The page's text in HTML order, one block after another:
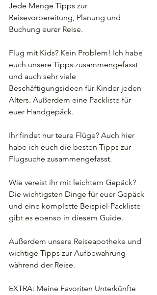
Jede Menge Tipps zur
Reisevorbereitung, Planung und
Buchung eurer Reise.
Flug mit Kids? Kein Problem! Ich habe
euch unsere Tipps zusammengefasst
und auch sehr viele
Beschäftigungsideen für Kinder jeden
Alters. Außerdem eine Packliste für
euer Handgepäck.
Ihr findet nur teure Flüge? Auch hier
habe ich euch die besten Tipps zur
Flugsuche zusammengefasst.
Wie vereist ihr mit leichtem Gepäck?
Die wichtigsten Dinge für euer Gepäck
und eine komplette Beispiel-Packliste
gibt es ebenso in diesem Guide.
Außerdem unsere Reiseapotheke und
wichtige Tipps zur Aufbewahrung
während der Reise.
EXTRA: Meine Favoriten Unterkünfte